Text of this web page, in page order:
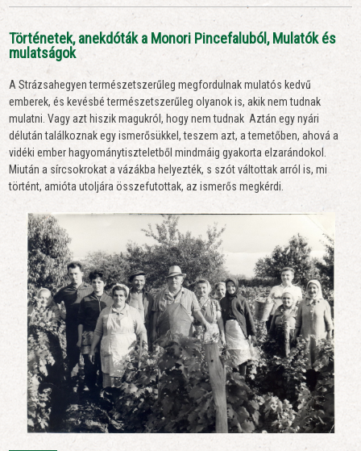
Történetek, anekdóták a Monori Pincefaluból, Mulatók és
mulatságok
A Strázsahegyen természetszerűleg megfordulnak mulatós kedvű
emberek, és kevésbé természetszerűleg olyanok is, akik nem tudnak
mulatni. Vagy azt hiszik magukról, hogy nem tudnak Aztán egy nyári
délután találkoznak egy ismerősükkel, teszem azt, a temetőben, ahová a
vidéki ember hagyománytiszteletből mindmáig gyakorta elzarándokol.
Miután a sírcsokrokat a vázákba helyezték, s szót váltottak arról is, mi
történt, amióta utoljára összefutottak, az ismerős megkérdi.